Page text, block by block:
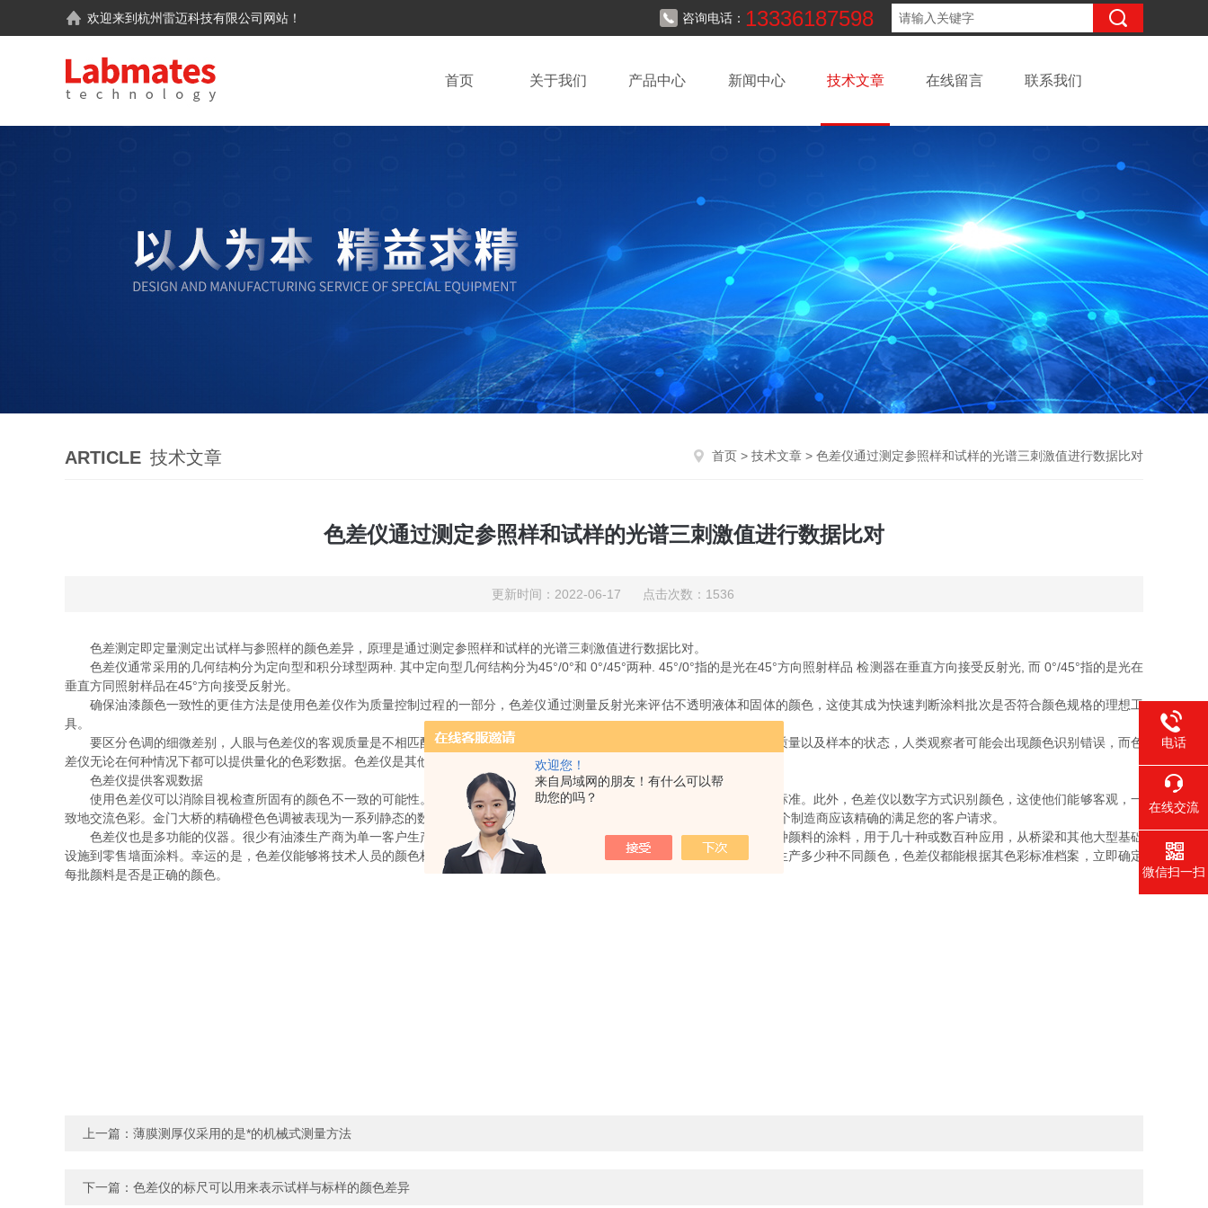
欢迎您！
来自局域网的朋友！有什么可以帮
助您的吗？
欢迎来到杭州雷迈科技有限公司 网站！ 咨询电话： 13336187598
首页 关于我们 产品中心 新闻中心 技术文章 在线留言 联系我们
ARTICLE 技术文章 首页 > 技术文章 > 色差仪通过测定参照样和试样的光谱三刺激值进行数据比对
色差仪通过测定参照样和试样的光谱三刺激值进行数据比对
更新时间：2022-06-17 点击次数：1536
色差测定即定量测定出试样与参照样的颜色差异，原理是通过测定参照样和试样的光谱三刺激值进行数据比对。
色差仪通常采用的几何结构分为定向型和积分球型两种. 其中定向型几何结构分为45°/0°和 0°/45°两种. 45°/0°指的是光在45°方向照射样品 检测器在垂直方向接受反射光, 而 0°/45°指的是光在
垂直方同照射样品在45°方向接受反射光。
确保油漆颜色一致性的更佳方法是使用色差仪作为质量控制过程的一部分，色差仪通过测量反射光来评估不透明液体和固体的颜色，这使其成为快速判断涂料批次是否符合颜色规格的理想工
具。
要区分色调的细微差别，人眼与色差仪的客观质量是不相匹配的。根据观察者，一天中的时间，人的心情，房间内的环境光质量以及样本的状态，人类观察者可能会出现颜色识别错误，而色
差仪无论在何种情况下都可以提供量化的色彩数据。色差仪是其他颜色质量保证的理想选择。
色差仪提供客观数据
使用色差仪可以消除目视检查所固有的颜色不一致的可能性。他们的判断不受情绪或时间的影响，而是基于客观确定的程序标准。此外，色差仪以数字方式识别颜色，这使他们能够客观，一
致地交流色彩。金门大桥的精确橙色色调被表现为一系列静态的数字值，而不是“金门橙”。这确保了标准的更大的一致性，作为一个制造商应该精确的满足您的客户请求。
色差仪也是多功能的仪器。很少有油漆生产商为单一客户生产单一颜色的油漆。相反，涂料制造商可能会生产数十种或数百种颜料的涂料，用于几十种或数百种应用，从桥梁和其他大型基础
设施到零售墙面涂料。幸运的是，色差仪能够将技术人员的颜色标准存储在内存中，以便根据需要进行调用。因此，无论制造商生产多少种不同颜色，色差仪都能根据其色彩标准档案，立即确定
每批颜料是否是正确的颜色。
上一篇： 薄膜测厚仪采用的是*的机械式测量方法
下一篇： 色差仪的标尺可以用来表示试样与标样的颜色差异
电话
在线交流
微信扫一扫